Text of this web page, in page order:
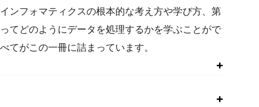
ンフォマティクスの根本的な考え方や学び方、第
てどのようにデータを処理するかを学ぶことがで
てがこの一冊に詰まっています。